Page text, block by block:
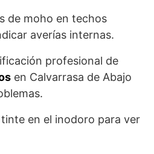
de moho en techos
averías internas.
profesional de
en Calvarrasa de Abajo
en el inodoro para ver